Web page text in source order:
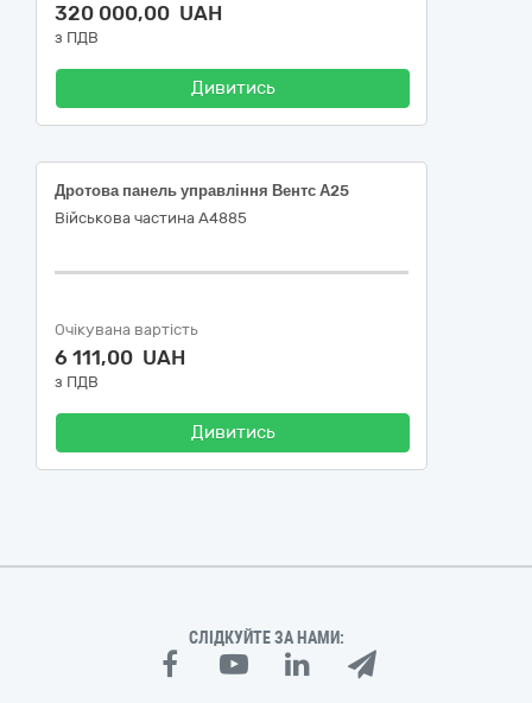
320 000,00 UAH
з ПДВ
Дивитись
Дротова панель управління Вентс А25
Військова частина А4885
Очікувана вартість
6 111,00 UAH
з ПДВ
Дивитись
СЛІДКУЙТЕ ЗА НАМИ: